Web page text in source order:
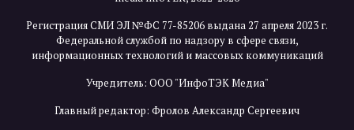
Регистрация СМИ ЭЛ №ФС 77-85206 выдана 27 апреля 2023 г.
Федеральной службой по надзору в сфере связи,
информационных технологий и массовых коммуникаций
Учредитель: ООО "ИнфоТЭК Медиа"
Главный редактор: Фролов Александр Сергеевич